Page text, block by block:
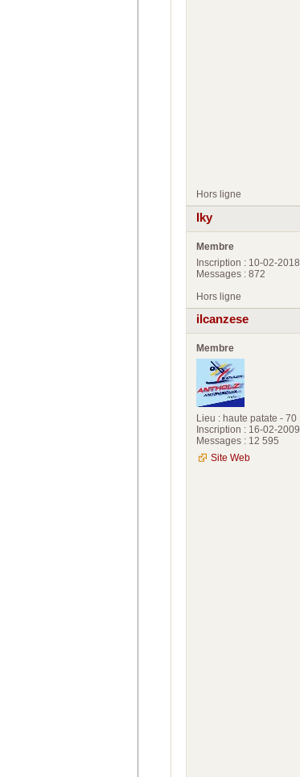
Hors ligne
Iky
Membre
Inscription : 10-02-2018
Messages : 872
Hors ligne
ilcanzese
Membre
Lieu : haute patate - 70
Inscription : 16-02-2009
Messages : 12 595
Site Web